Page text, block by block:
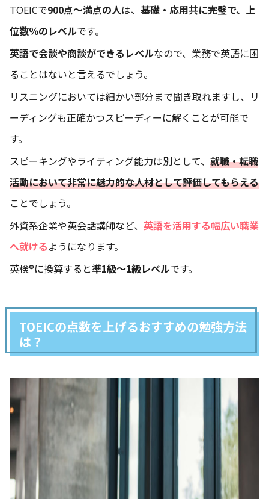
TOEICで900点～満点の人は、 基礎・応用共に完璧で、上
位数％のレベルです。
英語で会談や商談ができるレベルなので、業務で英語に困
ることはないと言えるでしょう。
リスニングにおいては細かい部分まで聞き取れますし、リ
ーディングも正確かつスピーディーに解くことが可能で
す。
スピーキングやライティング能力は別として、 就職・転職
活動において非常に魅力的な人材として評価してもらえる
ことでしょう。
外資系企業や英会話講師など、 英語を活用する幅広い職業
へ就けるようになります。
英検®に換算すると準1級～1級レベルです。
TOEICの点数を上げるおすすめの勉強方法
は？